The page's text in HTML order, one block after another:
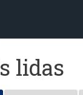
lidas